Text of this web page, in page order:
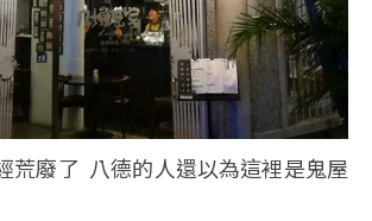
荒廢了 八德的人還以為這裡是鬼屋